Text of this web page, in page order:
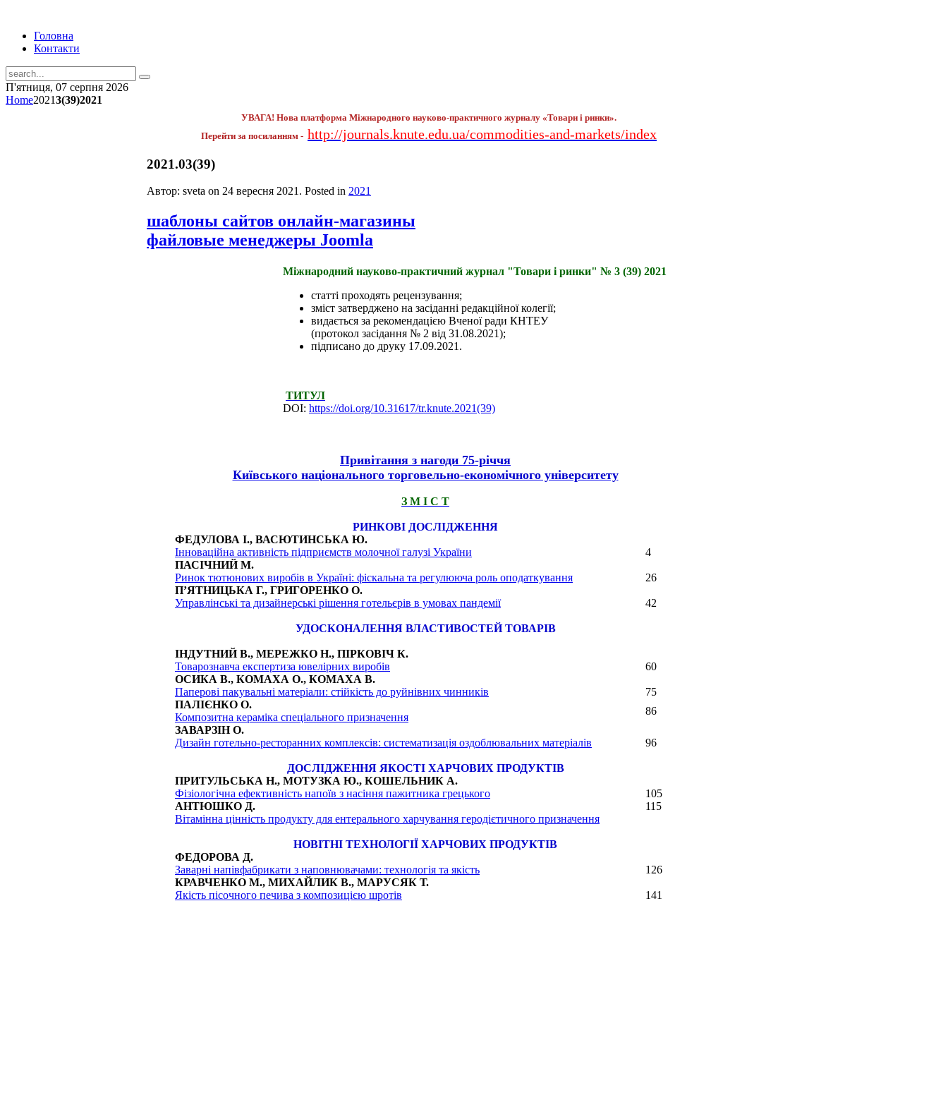
Головна
Контакти
П'ятниця, 07 серпня 2026
Home20213(39)2021
УВАГА! Нова платформа Міжнародного науково-практичного журналу «Товари і ринки».
Перейти за посиланням - http://journals.knute.edu.ua/commodities-and-markets/index
2021.03(39)
Автор: sveta on 24 вересня 2021. Posted in 2021
шаблоны сайтов онлайн-магазины
файловые менеджеры Joomla
Міжнародний науково-практичний журнал "Товари і ринки" № 3 (39) 2021
статті проходять рецензування;
зміст затверджено на засіданні редакційної колегії;
видається за рекомендацією Вченої ради КНТЕУ
(протокол засідання № 2 від 31.08.2021);
підписано до друку 17.09.2021.
ТИТУЛ
DOI: https://doi.org/10.31617/tr.knute.2021(39)
Привітання з нагоди 75-річчя
Київського національного торговельно-економічного університету
З М І С Т
РИНКОВІ ДОСЛІДЖЕННЯ
ФЕДУЛОВА І., ВАСЮТИНСЬКА Ю.
Інноваційна активність підприємств молочної галузі України
4
ПАСІЧНИЙ М.
Ринок тютюнових виробів в Україні: фіскальна та регулююча роль оподаткування
26
П’ЯТНИЦЬКА Г., ГРИГОРЕНКО О.
Управлінські та дизайнерські рішення готельєрів в умовах пандемії
42
УДОСКОНАЛЕННЯ ВЛАСТИВОСТЕЙ ТОВАРІВ
ІНДУТНИЙ В., МЕРЕЖКО Н., ПІРКОВІЧ К.
Товарознавча експертиза ювелірних виробів
60
ОСИКА В., КОМАХА О., КОМАХА В.
Паперові пакувальні матеріали: стійкість до руйнівних чинників
75
ПАЛІЄНКО О.
Композитна кераміка спеціального призначення
86
ЗАВАРЗІН О.
Дизайн готельно-ресторанних комплексів: систематизація оздоблювальних матеріалів
96
ДОСЛІДЖЕННЯ ЯКОСТІ ХАРЧОВИХ ПРОДУКТІВ
ПРИТУЛЬСЬКА Н., МОТУЗКА Ю., КОШЕЛЬНИК А.
Фізіологічна ефективність напоїв з насіння пажитника грецького
105
АНТЮШКО Д.
Вітамінна цінність продукту для ентерального харчування геродієтичного призначення
115
НОВІТНІ ТЕХНОЛОГІЇ ХАРЧОВИХ ПРОДУКТІВ
ФЕДОРОВА Д.
Заварні напівфабрикати з наповнювачами: технологія та якість
126
КРАВЧЕНКО М., МИХАЙЛИК В., МАРУСЯК Т.
Якість пісочного печива з композицією шротів
141